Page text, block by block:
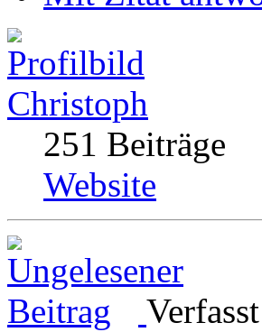
Christoph
251 Beiträge
Website